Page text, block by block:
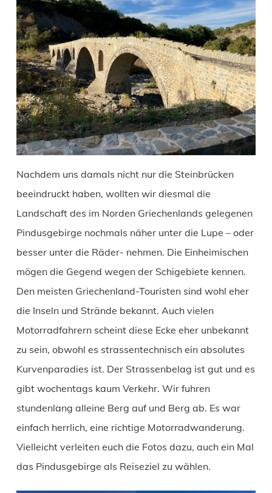
Nachdem uns damals nicht nur die Steinbrücken
beeindruckt haben, wollten wir diesmal die
Landschaft des im Norden Griechenlands gelegenen
Pindusgebirge nochmals näher unter die Lupe – oder
besser unter die Räder- nehmen. Die Einheimischen
mögen die Gegend wegen der Schigebiete kennen.
Den meisten Griechenland-Touristen sind wohl eher
die Inseln und Strände bekannt. Auch vielen
Motorradfahrern scheint diese Ecke eher unbekannt
zu sein, obwohl es strassentechnisch ein absolutes
Kurvenparadies ist. Der Strassenbelag ist gut und es
gibt wochentags kaum Verkehr. Wir fuhren
stundenlang alleine Berg auf und Berg ab. Es war
einfach herrlich, eine richtige Motorradwanderung.
Vielleicht verleiten euch die Fotos dazu, auch ein Mal
das Pindusgebirge als Reiseziel zu wählen.